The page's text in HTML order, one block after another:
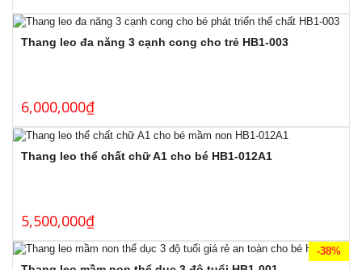
Thang leo đa năng 3 cạnh cong cho trẻ HB1-003
6,000,000₫
Thang leo thể chất chữ A1 cho bé HB1-012A1
5,500,000₫
-38%